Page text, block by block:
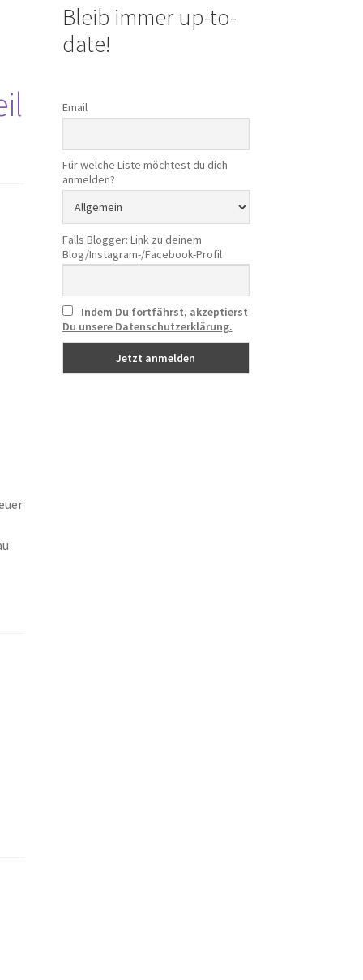
Bleib immer up-to-
date!
Email
Für welche Liste möchtest du dich
anmelden?
Falls Blogger: Link zu deinem
Blog/Instagram-/Facebook-Profil
Indem Du fortfährst, akzeptierst
Du unsere Datenschutzerklärung.